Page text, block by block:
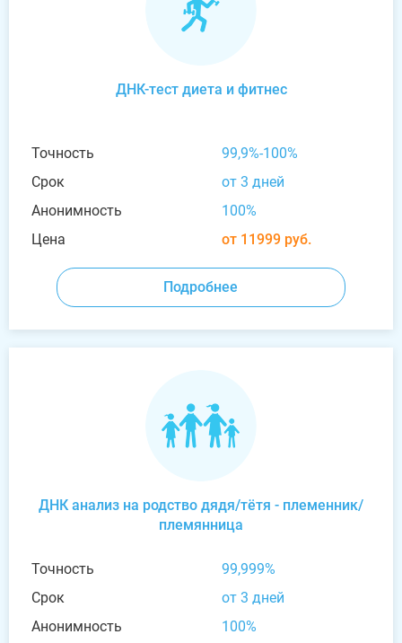
ДНК-тест диета и фитнес
Точность
99,9%-100%
Срок
от 3 дней
Анонимность
100%
Цена
от 11999 руб.
Подробнее
ДНК анализ на родство дядя/тётя - племенник/
племянница
Точность
99,999%
Срок
от 3 дней
Анонимность
100%